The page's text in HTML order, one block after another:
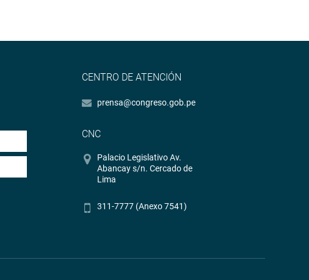
CENTRO DE ATENCIÓN
prensa@congreso.gob.pe
CNC
Palacio Legislativo Av.
Abancay s/n. Cercado de
Lima
311-7777 (Anexo 7541)